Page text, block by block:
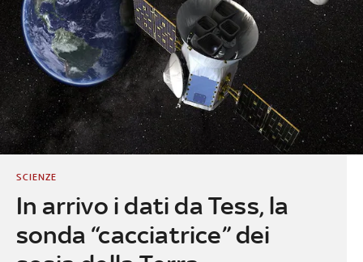
In arrivo i dati da Tess, la
sonda “cacciatrice” dei
SCIENZE